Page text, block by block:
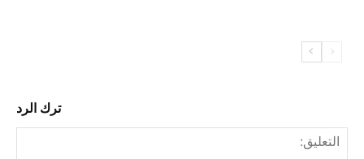
ترك الرد